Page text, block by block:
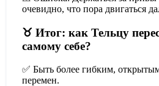
очевидно, что пора двигаться
♉ Итог: как Тельцу
самому себе?
✅ Быть более гибким,
перемен.